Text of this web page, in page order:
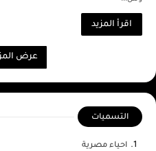
اقرأ المزيد
عرض
التسميات
احياء مصرية